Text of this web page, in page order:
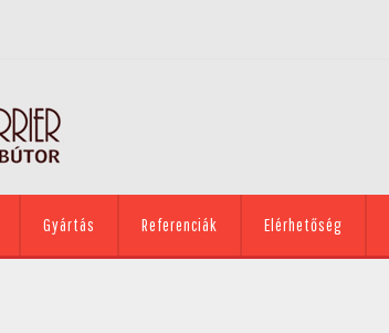
Gyártás Referenciák Elérhetőség